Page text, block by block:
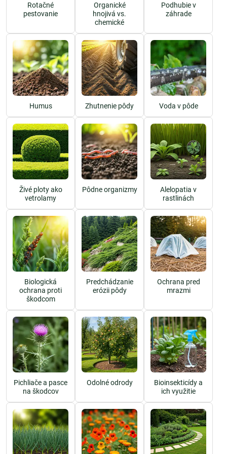
Rotačné
pestovanie
Organické
hnojivá vs.
chemické
Podhubie v
záhrade
Humus Zhutnenie pôdy Voda v pôde
Živé ploty ako
vetrolamy
Pôdne organizmy
Alelopatia v
rastlinách
Biologická
ochrana proti
škodcom
Predchádzanie
erózii pôdy
Ochrana pred
mrazmi
Pichliače a pasce
na škodcov
Odolné odrody
Bioinsekticídy a
ich využitie